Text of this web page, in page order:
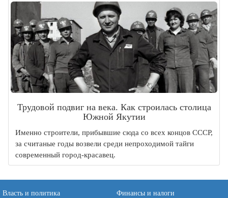
Трудовой подвиг на века. Как строилась столица
Южной Якутии
Именно строители, прибывшие сюда со всех концов СССР,
за считаные годы возвели среди непроходимой тайги
современный город-красавец.
Власть и политика
Финансы и налоги